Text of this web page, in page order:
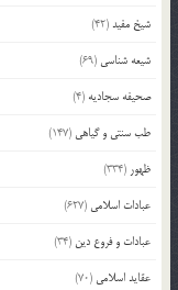
شیخ مفید(42)
شیعه شناسی (69)
صحیفه سجادیه (4)
طب سنتی و گیاهی (147)
ظهور (334)
عبادات اسلامی (627)
عبادات و فروع دین (34)
عقاید اسلامی (70)